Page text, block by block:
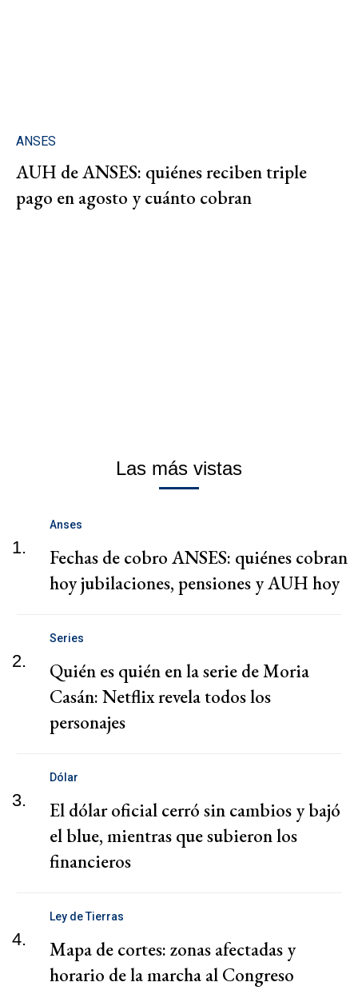
ANSES
AUH de ANSES: quiénes reciben triple
pago en agosto y cuánto cobran
Las más vistas
1.
Anses
Fechas de cobro ANSES: quiénes cobran
hoy jubilaciones, pensiones y AUH hoy
2.
Series
Quién es quién en la serie de Moria
Casán: Netflix revela todos los
personajes
3.
Dólar
El dólar oficial cerró sin cambios y bajó
el blue, mientras que subieron los
financieros
4.
Ley de Tierras
Mapa de cortes: zonas afectadas y
horario de la marcha al Congreso